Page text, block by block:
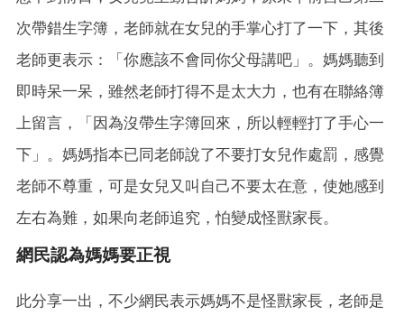
次帶錯生字簿，老師就在女兒的手掌心打了一下，其後
老師更表示：「你應該不會同你父母講吧」。媽媽聽到
即時呆一呆，雖然老師打得不是太大力，也有在聯絡簿
上留言，「因為沒帶生字簿回來，所以輕輕打了手心一
下」。媽媽指本已同老師說了不要打女兒作處罰，感覺
老師不尊重，可是女兒又叫自己不要太在意，使她感到
左右為難，如果向老師追究，怕變成怪獸家長。
網民認為媽媽要正視
此分享一出，不少網民表示媽媽不是怪獸家長，老師是